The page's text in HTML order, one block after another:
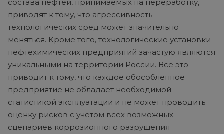
состава нефтей, принимаемых на переработку,
приводят к тому, что агрессивность
технологических сред может значительно
меняться. Кроме того, технологические установки
нефтехимических предприятий зачастую являются
уникальными на территории России. Все это
приводит к тому, что каждое обособленное
предприятие не обладает необходимой
статистикой эксплуатации и не может проводить
оценку рисков с учетом всех возможных
сценариев коррозионного разрушения